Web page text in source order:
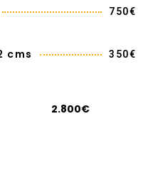
750€
cms 350€